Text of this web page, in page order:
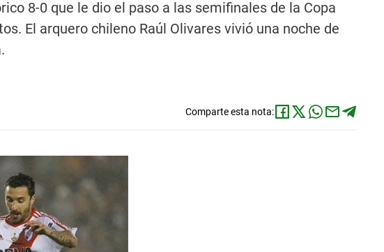
8-0 que le dio el paso a las semifinales de la Copa
El arquero chileno Raúl Olivares vivió una noche de
Comparte esta nota: